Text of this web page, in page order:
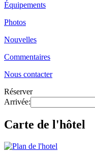
Équipements
Photos
Nouvelles
Commentaires
Nous contacter
Réserver
Arrivée:
Carte de l'hôtel